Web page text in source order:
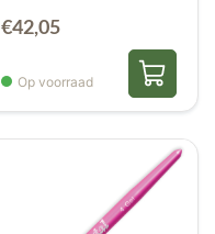
€42,05
Op voorraad